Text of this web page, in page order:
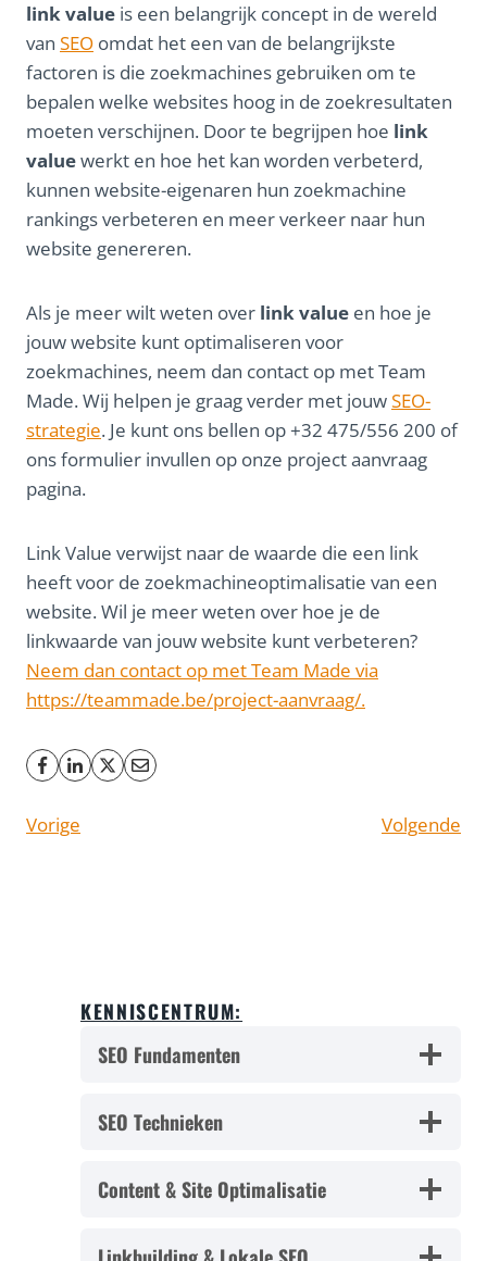
link value is een belangrijk concept in de wereld
van SEO omdat het een van de belangrijkste
factoren is die zoekmachines gebruiken om te
bepalen welke websites hoog in de zoekresultaten
moeten verschijnen. Door te begrijpen hoe link
valuewerkt en hoe het kan worden verbeterd,
kunnen website-eigenaren hun zoekmachine
rankings verbeteren en meer verkeer naar hun
website genereren.
Als je meer wilt weten over link value en hoe je
jouw website kunt optimaliseren voor
zoekmachines, neem dan contact op met Team
Made. Wij helpen je graag verder met jouwSEO-
strategie. Je kunt ons bellen op+32 475/556 200 of
ons formulier invullen op onze project aanvraag
pagina.
Link Value verwijst naar de waarde die een link
heeft voor de zoekmachineoptimalisatie van een
website. Wil je meer weten over hoe je de
linkwaarde van jouw website kunt verbeteren?
Neem dan contact op met Team Made via
https://teammade.be/project-aanvraag/.
Vorige Volgende
KENNISCENTRUM:
SEO Fundamenten
SEO Technieken
Content & Site Optimalisatie